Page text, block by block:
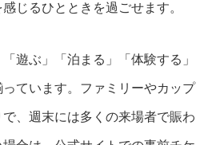
じるひとときを過ごせます。
遊ぶ」「泊まる」「体験する」
ています。ファミリーやカップ
、週末には多くの来場者で賑わ